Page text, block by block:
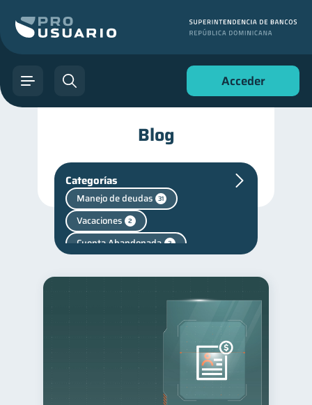
Acceder
Blog
Categorías
Manejo de deudas 31
Vacaciones 2
Cuenta Abandonada 2
30
25